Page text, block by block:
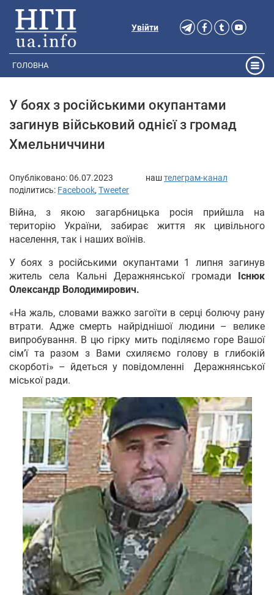
Увійти
ГОЛОВНА
У боях з російськими окупантами
загинув військовий однієї з громад
Хмельниччини
Опубліковано:06.07.2023 наштелеграм-канал
поділитись: Facebook, Tweeter
Війна, з якою загарбницька росія прийшла на
територію України, забирає життя як цивільного
населення, так і наших воїнів.
У боях з російськими окупантами 1 липня загинув
житель села Кальні Деражнянської громади Існюк
Олександр Володимирович.
«На жаль, словами важко загоїти в серці болючу рану
втрати. Адже смерть найріднішої людини – велике
випробування. В цю гірку мить поділяємо горе Вашої
сім’ї та разом з Вами схиляємо голову в глибокій
скорботі» – йдеться у повідомленні Деражнянської
міської ради.